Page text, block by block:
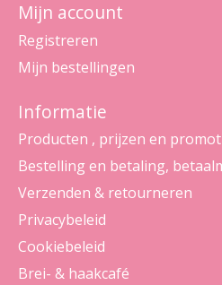
Mijn account
Registreren
Mijn bestellingen
Informatie
Producten , prijzen en
Bestelling en betaling,
Verzenden & retourneren
Privacybeleid
Cookiebeleid
Brei- & haakcafé